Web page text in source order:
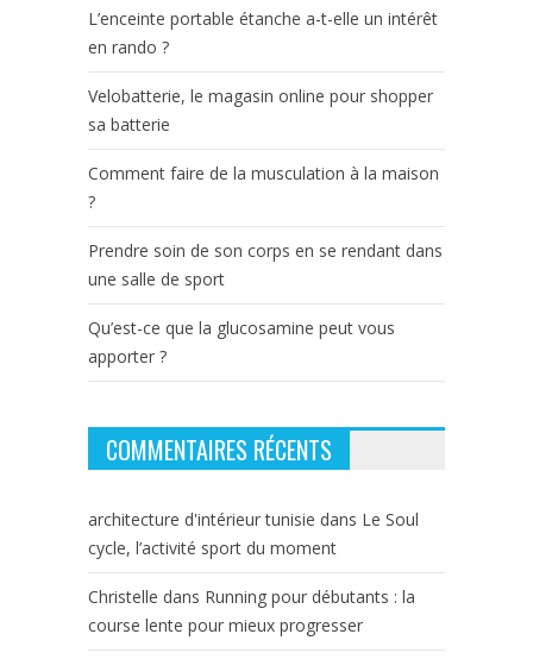
L’enceinte portable étanche a-t-elle un intérêt
en rando ?
Velobatterie, le magasin online pour shopper
sa batterie
Comment faire de la musculation à la maison
?
Prendre soin de son corps en se rendant dans
une salle de sport
Qu’est-ce que la glucosamine peut vous
apporter ?
COMMENTAIRES RÉCENTS
architecture d'intérieur tunisie dans Le Soul
cycle, l’activité sport du moment
Christelle dans Running pour débutants : la
course lente pour mieux progresser